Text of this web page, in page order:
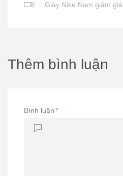
Giày Nike Nam giảm giá
Thêm bình luận
Bình luận*